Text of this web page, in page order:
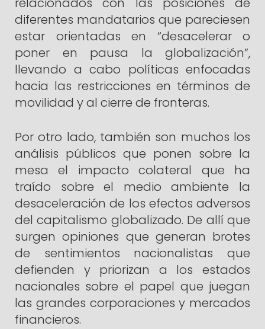
diferentes mandatarios que pareciesen
estar orientadas en “desacelerar o
poner en pausa la globalización”,
llevando a cabo políticas enfocadas
hacia las restricciones en términos de
movilidad y al cierre de fronteras.
Por otro lado, también son muchos los
análisis públicos que ponen sobre la
mesa el impacto colateral que ha
traído sobre el medio ambiente la
desaceleración de los efectos adversos
del capitalismo globalizado. De allí que
surgen opiniones que generan brotes
de sentimientos nacionalistas que
defienden y priorizan a los estados
nacionales sobre el papel que juegan
las grandes corporaciones y mercados
financieros.